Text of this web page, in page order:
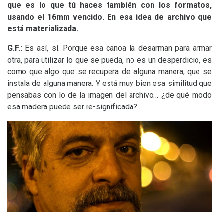
que es lo que tú haces también con los formatos,
usando el 16mm vencido. En esa idea de archivo que
está materializada.
G.F.: Es así, sí. Porque esa canoa la desarman para armar
otra, para utilizar lo que se pueda, no es un desperdicio, es
como que algo que se recupera de alguna manera, que se
instala de alguna manera. Y está muy bien esa similitud que
pensabas con lo de la imagen del archivo… ¿de qué modo
esa madera puede ser re-significada?